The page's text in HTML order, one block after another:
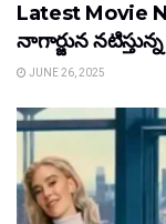
Latest Movie
నాగార్జున
JUNE 26, 2025